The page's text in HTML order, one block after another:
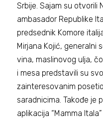
Srbije. Sajam su otvorili
ambasador Republike
predsednik Komore
Mirjana Kojić, generalni
vina, maslinovog ulja,
i mesa predstavili su
zainteresovanim
saradnicima. Takođe je
aplikacija “Mamma